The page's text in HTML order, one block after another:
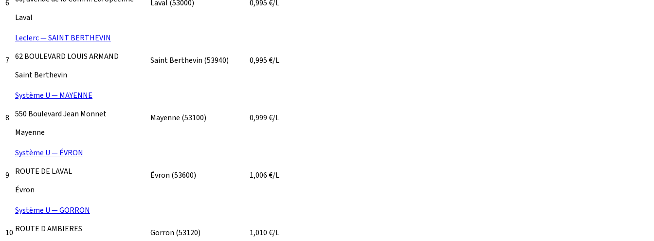
6
Laval
Laval (53000) 0,995€/L
7
Leclerc — SAINT BERTHEVIN
62 BOULEVARD LOUIS ARMAND
Saint Berthevin
Saint Berthevin (53940) 0,995€/L
8
Système U — MAYENNE
550 Boulevard Jean Monnet
Mayenne
Mayenne (53100) 0,999€/L
9
Système U — ÉVRON
ROUTE DE LAVAL
Évron
Évron (53600) 1,006€/L
10
Système U — GORRON
ROUTE D AMBIERES
Gorron (53120) 1,010€/L